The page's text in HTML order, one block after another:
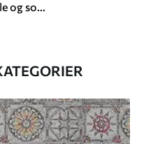
Mørke jungleblomster med fugle og sommerfugle